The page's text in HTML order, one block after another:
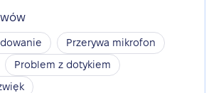
Przerywa mikrofon
Problem z dotykiem